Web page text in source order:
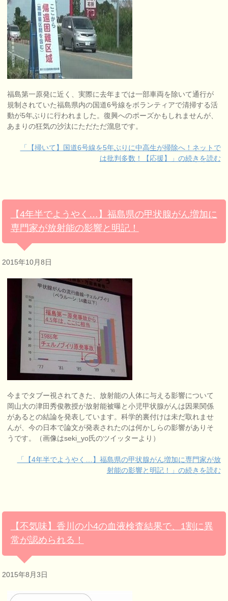
福島第一原発に近く、実際に去年までは一部車両を除いて通行が
規制されていた福島県内の国道6号線をボランティアで清掃する活
動が5年ぶりに行われました。復興へのポーズかもしれませんが、
あまりの狂気の沙汰にただただ溜息です。
「【掃いて】国道6号線を5年ぶりに中高生が掃除へ！ネットで
は批判多数！【応援】」の続きを読む
【4年半でようやく…】福島県の甲状腺がん増加に
専門家が放射能の影響と明記！
2015年10月8日
今までタブー視されてきた、放射能の人体に与える影響について
岡山大の津田秀俊教授が放射能被曝と小児甲状腺がんは因果関係
があるとの結論を発表しています。科学的裏付けは未だ取れませ
んが、今の日本で論文が発表されたのは何かしらの影響がありそ
うです。（画像はseki_yo氏のツイッターより）
「【4年半でようやく…】福島県の甲状腺がん増加に専門家が放
射能の影響と明記！」の続きを読む
【不気味】香川の小4の血液検査結果で、1割に異
常が認められる！
2015年8月3日